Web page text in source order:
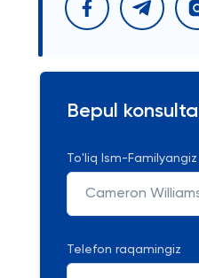
Bepul
To'liq Ism-Familyangiz
Telefon raqamingiz